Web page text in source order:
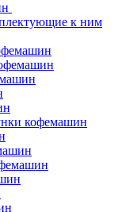
к ним
кофемашин